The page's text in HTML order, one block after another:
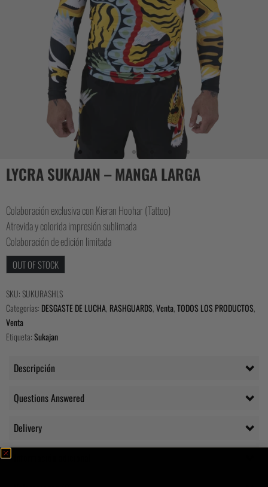
COLLECTIONS
LYCRA SUKAJAN – MANGA LARGA
Colaboración exclusiva con Kieran Hoohar (Tattoo)
Atrevida y colorida impresión sublimada
Colaboración de edición limitada
OUT OF STOCK
SKU:SUKURASHLS
Categorías: DESGASTE DE LUCHA, RASHGUARDS,Venta,TODOS LOS PRODUCTOS,
Venta
Etiqueta:Sukajan
Descripción
Questions Answered
Delivery